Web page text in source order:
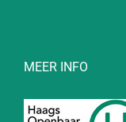
MEER INFO